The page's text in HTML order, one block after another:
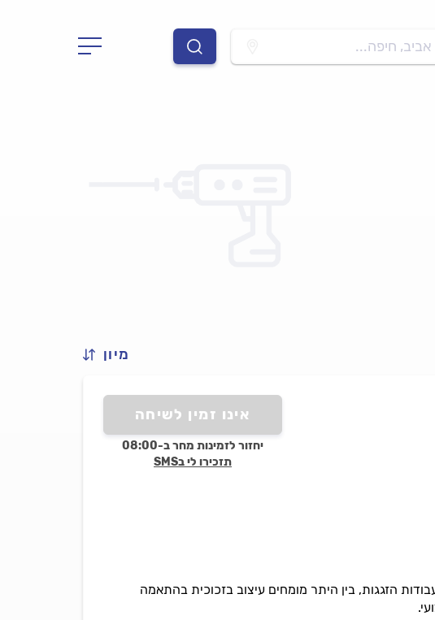
חיפה...
מיון
אינו זמין לשיחה
יחזור לזמינות מחר ב-08:00
תזכירו לי בSMS
אנחנו מתמחים בכל עבודות הזגגות, בין היתר מומחים עיצוב בזכוכית בהתאמה